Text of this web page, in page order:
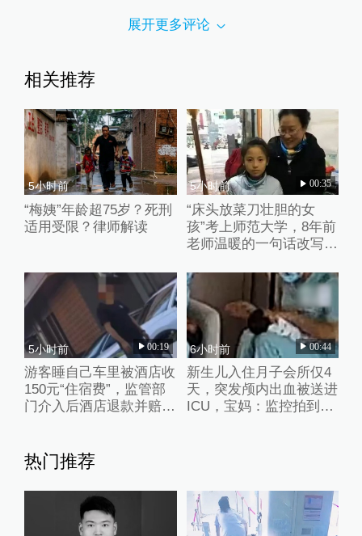
展开更多评论
相关推荐
5小时前
“梅姨”年龄超75岁？死刑
适用受限？律师解读
5小时前 00:35
“床头放菜刀壮胆的女
孩”考上师范大学，8年前
老师温暖的一句话改写了
5小时前 00:19
游客睡自己车里被酒店收
150元“住宿费”，监管部
门介入后酒店退款并赔偿
6小时前 00:44
新生儿入住月子会所仅4
天，突发颅内出血被送进
ICU，宝妈：监控拍到护
热门推荐